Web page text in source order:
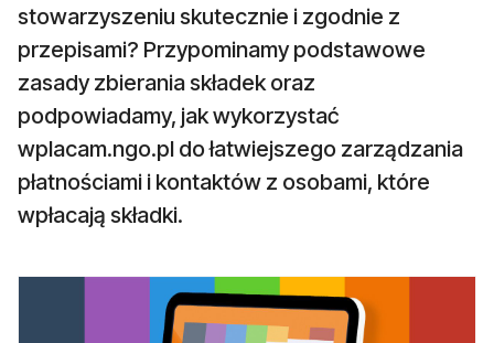
stowarzyszeniu skutecznie i zgodnie z
przepisami? Przypominamy podstawowe
zasady zbierania składek oraz
podpowiadamy, jak wykorzystać
wplacam.ngo.pl do łatwiejszego zarządzania
płatnościami i kontaktów z osobami, które
wpłacają składki.